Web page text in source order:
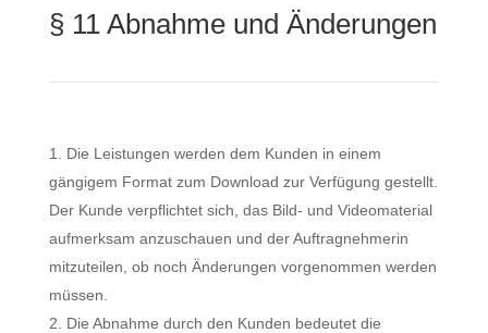
§ 11 Abnahme und Änderungen
Die Leistungen werden dem Kunden in einem
gängigem Format zum Download zur Verfügung gestellt.
Der Kunde verpflichtet sich, das Bild- und Videomaterial
aufmerksam anzuschauen und der Auftragnehmerin
mitzuteilen, ob noch Änderungen vorgenommen werden
müssen.
Die Abnahme durch den Kunden bedeutet die